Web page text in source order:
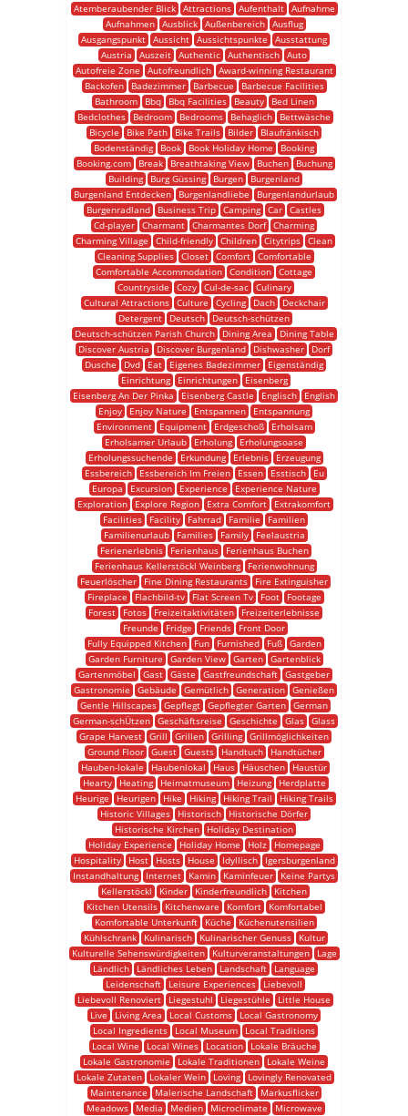
Atemberaubender Blick
Attractions Aufenthalt
Aufnahme
Aufnahmen
Ausblick Außenbereich
Ausflug
Ausgangspunkt Aussicht Aussichtspunkte
Ausstattung
Austria
Auszeit Authentic Authentisch Auto
Autofreie Zone
Autofreundlich
Award-winning Restaurant
Backofen
Badezimmer Barbecue
Barbecue Facilities
Bathroom
Bbq Bbq Facilities Beauty
Bed Linen
Bedclothes
Bedroom Bedrooms Behaglich
Bettwäsche
Bicycle
Bike Path Bike Trails Bilder
Blaufränkisch
Bodenständig
Book Book Holiday Home
Booking
Booking.com
Break Breathtaking View Buchen
Buchung
Building
Burg Güssing Burgen
Burgenland
Burgenland Entdecken
Burgenlandliebe
Burgenlandurlaub
Burgenradland
Business Trip Camping Car Castles
Cd-player Charmant Charmantes Dorf Charming
Charming Village
Child-friendly Children Citytrips Clean
Cleaning Supplies
Closet Comfort
Comfortable
Comfortable Accommodation Condition Cottage
Countryside
Cozy Cul-de-sac
Culinary
Cultural Attractions
Culture Cycling Dach
Deckchair
Detergent
Deutsch
Deutsch-schützen
Deutsch-schützen Parish Church
Dining Area
Dining Table
Discover Austria
Discover Burgenland Dishwasher
Dorf
Dusche
Dvd Eat Eigenes Badezimmer
Eigenständig
Einrichtung
Einrichtungen
Eisenberg
Eisenberg An Der Pinka
Eisenberg Castle Englisch
English
Enjoy
Enjoy Nature Entspannen
Entspannung
Environment
Equipment Erdgeschoß
Erholsam
Erholsamer Urlaub
Erholung
Erholungsoase
Erholungssuchende
Erkundung Erlebnis
Erzeugung
Essbereich
Essbereich Im Freien Essen Esstisch
Eu
Europa
Excursion Experience
Experience Nature
Exploration
Explore Region Extra Comfort
Extrakomfort
Facilities
Facility Fahrrad Familie
Familien
Familienurlaub
Families Family
Feelaustria
Ferienerlebnis
Ferienhaus
Ferienhaus Buchen
Ferienhaus Kellerstöckl Weinberg
Ferienwohnung
Feuerlöscher
Fine Dining Restaurants
Fire Extinguisher
Fireplace
Flachbild-tv Flat Screen Tv Foot
Footage
Forest
Fotos Freizeitaktivitäten
Freizeiterlebnisse
Freunde
Fridge Friends
Front Door
Fully Equipped Kitchen
Fun Furnished Fuß
Garden
Garden Furniture
Garden View Garten
Gartenblick
Gartenmöbel
Gast Gäste Gastfreundschaft Gastgeber
Gastronomie
Gebäude Gemütlich Generation Genießen
Gentle Hillscapes Gepflegt Gepflegter Garten German
German-schÜtzen Geschäftsreise Geschichte Glas Glass
Grape Harvest Grill Grillen Grilling Grillmöglichkeiten
Ground Floor
Guest Guests Handtuch
Handtücher
Hauben-lokale
Haubenlokal Haus Häuschen
Haustür
Hearty
Heating Heimatmuseum Heizung
Herdplatte
Heurige
Heurigen Hike Hiking Hiking Trail
Hiking Trails
Historic Villages
Historisch
Historische Dörfer
Historische Kirchen
Holiday Destination
Holiday Experience
Holiday Home Holz
Homepage
Hospitality
Host Hosts House Idyllisch
Igersburgenland
Instandhaltung
Internet Kamin Kaminfeuer
Keine Partys
Kellerstöckl
Kinder Kinderfreundlich
Kitchen
Kitchen Utensils
Kitchenware Komfort
Komfortabel
Komfortable Unterkunft
Küche
Küchenutensilien
Kühlschrank
Kulinarisch Kulinarischer Genuss
Kultur
Kulturelle Sehenswürdigkeiten
Kulturveranstaltungen
Lage
Ländlich
Ländliches Leben Landschaft
Language
Leidenschaft
Leisure Experiences
Liebevoll
Liebevoll Renoviert
Liegestuhl Liegestühle
Little House
Live
Living Area Local Customs
Local Gastronomy
Local Ingredients
Local Museum
Local Traditions
Local Wine
Local Wines Location
Lokale Bräuche
Lokale Gastronomie
Lokale Traditionen
Lokale Weine
Lokale Zutaten
Lokaler Wein Loving
Lovingly Renovated
Maintenance
Malerische Landschaft
Markusflicker
Meadows
Media Medien Microclimate
Microwave